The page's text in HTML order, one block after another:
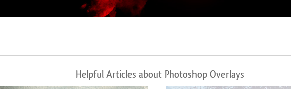
Helpful Articles about Photoshop Overlays